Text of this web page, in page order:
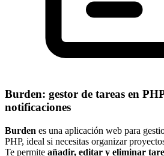
Burden: gestor de tareas en
notificaciones
Burden es una aplicación web para
PHP, ideal si necesitas organizar
Te permite añadir, editar y eliminar